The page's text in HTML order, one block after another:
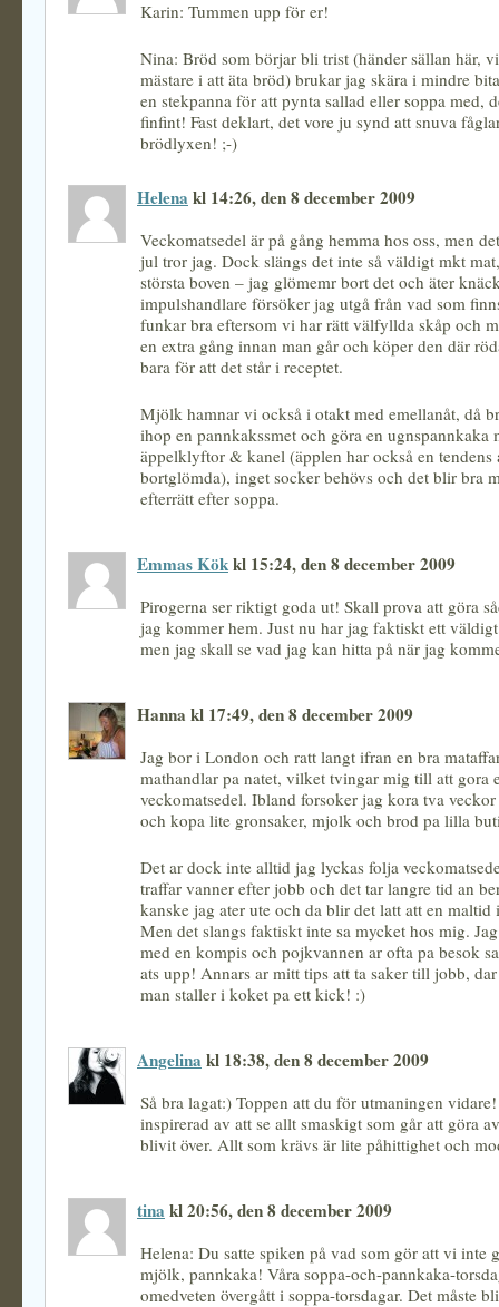
Karin: Tummen upp för er!
Nina: Bröd som börjar bli trist (händer sällan här,
mästare i att äta bröd) brukar jag skära i mindre
en stekpanna för att pynta sallad eller soppa med,
finfint! Fast deklart, det vore ju synd att snuva
brödlyxen! ;-)
Helena kl 14:26, den 8 december 2009
Veckomatsedel är på gång hemma hos oss, men
jul tror jag. Dock slängs det inte så väldigt mkt
största boven – jag glömemr bort det och äter
impulshandlare försöker jag utgå från vad som
funkar bra eftersom vi har rätt välfyllda skåp och
en extra gång innan man går och köper den där
bara för att det står i receptet.
Mjölk hamnar vi också i otakt med emellanåt, då
ihop en pannkakssmet och göra en ugnspannkaka
äppelklyftor & kanel (äpplen har också en tendens
bortglömda), inget socker behövs och det blir bra
efterrätt efter soppa.
Emmas Kökkl 15:24, den 8 december 2009
Pirogerna ser riktigt goda ut! Skall prova att göra
jag kommer hem. Just nu har jag faktiskt ett
men jag skall se vad jag kan hitta på när jag
Hanna kl 17:49, den 8 december 2009
Jag bor i London och ratt langt ifran en bra
mathandlar pa natet, vilket tvingar mig till att gora
veckomatsedel. Ibland forsoker jag kora tva veckor
och kopa lite gronsaker, mjolk och brod pa lilla
Det ar dock inte alltid jag lyckas folja
traffar vanner efter jobb och det tar langre tid an
kanske jag ater ute och da blir det latt att en maltid
Men det slangs faktiskt inte sa mycket hos mig.
med en kompis och pojkvannen ar ofta pa besok
ats upp! Annars ar mitt tips att ta saker till jobb,
man staller i koket pa ett kick! :)
Angelina kl 18:38, den 8 december 2009
Så bra lagat:) Toppen att du för utmaningen
inspirerad av att se allt smaskigt som går att göra
blivit över. Allt som krävs är lite påhittighet och
tina kl 20:56, den 8 december 2009
Helena: Du satte spiken på vad som gör att vi inte
mjölk, pannkaka! Våra soppa-och-pannkaka-
omedveten övergått i soppa-torsdagar. Det måste